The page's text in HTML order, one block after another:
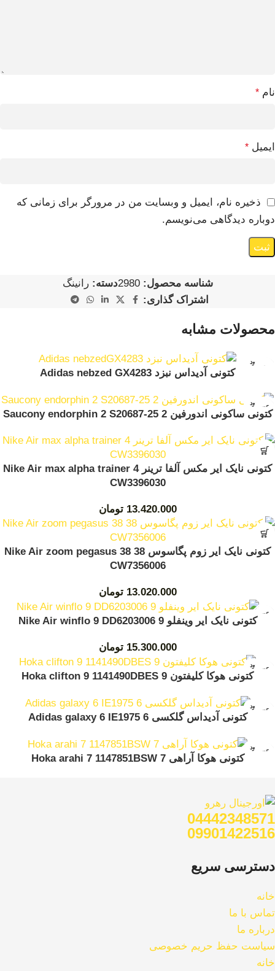
نام *
ایمیل *
ذخیره نام، ایمیل و وبسایت من در مرورگر برای زمانی که
دوباره دیدگاهی می‌نویسم.
شناسه محصول:2980دسته: رانینگ
اشتراک گذاری:
محصولات مشابه
ناموجود
کتونی آدیداس نبزد Adidas nebzed GX4283
ناموجود
کتونی ساکونی اندورفین 2 Saucony endorphin 2 S20687-25
کتونی نایک ایر مکس آلفا ترینر Nike Air max alpha trainer 4
CW3396030
13.420.000 تومان
کتونی نایک ایر زوم پگاسوس 38 Nike Air zoom pegasus 38
CW7356006
13.020.000 تومان
کتونی نایک ایر وینفلو 9 Nike Air winflo 9 DD6203006
15.300.000 تومان
ناموجود
کتونی هوکا کلیفتون 9 Hoka clifton 9 1141490DBES
ناموجود
کتونی آدیداس گلکسی 6 Adidas galaxy 6 IE1975
ناموجود
کتونی هوکا آراهی 7 Hoka arahi 7 1147851BSW
04442348571
09901422516
دسترسی سریع
خانه
تماس با ما
درباره ما
سیاست حفظ حریم خصوصی
خانه